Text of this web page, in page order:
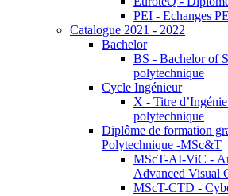
PEI - Echanges
Catalogue 2021 - 2022
Bachelor
BS - Bachelor of
polytechnique
Cycle Ingénieur
X - Titre
polytechnique
Diplôme de formation
Polytechnique -MSc&T
MScT-AI-ViC -
Advanced Visual
MScT-CTD -